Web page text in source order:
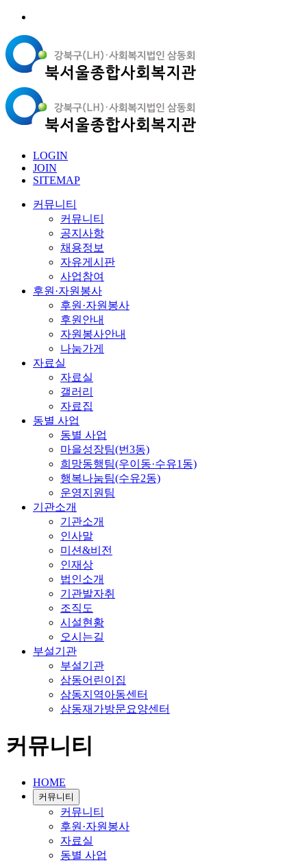
LOGIN
JOIN
SITEMAP
커뮤니티
커뮤니티
공지사항
채용정보
자유게시판
사업참여
후원·자원봉사
후원·자원봉사
후원안내
자원봉사안내
나눔가게
자료실
자료실
갤러리
자료집
동별 사업
동별 사업
마을성장팀(번3동)
희망동행팀(우이동·수유1동)
행복나눔팀(수유2동)
운영지원팀
기관소개
기관소개
인사말
미션&비전
인재상
법인소개
기관발자취
조직도
시설현황
오시는길
부설기관
부설기관
삼동어린이집
삼동지역아동센터
삼동재가방문요양센터
커뮤니티
HOME
커뮤니티
커뮤니티
후원·자원봉사
자료실
동별 사업